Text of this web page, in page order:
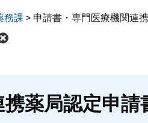
務課 > 申請書・専門医療機関連
薬局認定申請